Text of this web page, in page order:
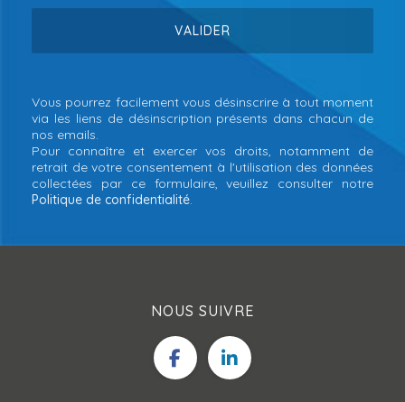
Vous pourrez facilement vous désinscrire à tout moment
via les liens de désinscription présents dans chacun de
nos emails.
Pour connaître et exercer vos droits, notamment de
retrait de votre consentement à l'utilisation des données
collectées par ce formulaire, veuillez consulter notre
Politique de confidentialité.
NOUS SUIVRE